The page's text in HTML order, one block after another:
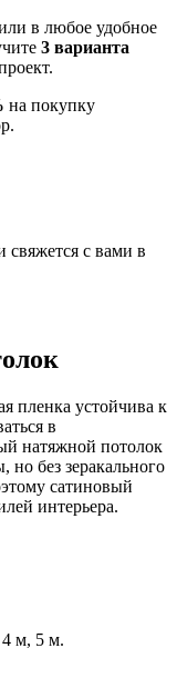
в любое удобное
3 варианта
на покупку
с вами в
пленка устойчива к
в
натяжной потолок
но без зеракального
сатиновый
интерьера.
м, 5 м.